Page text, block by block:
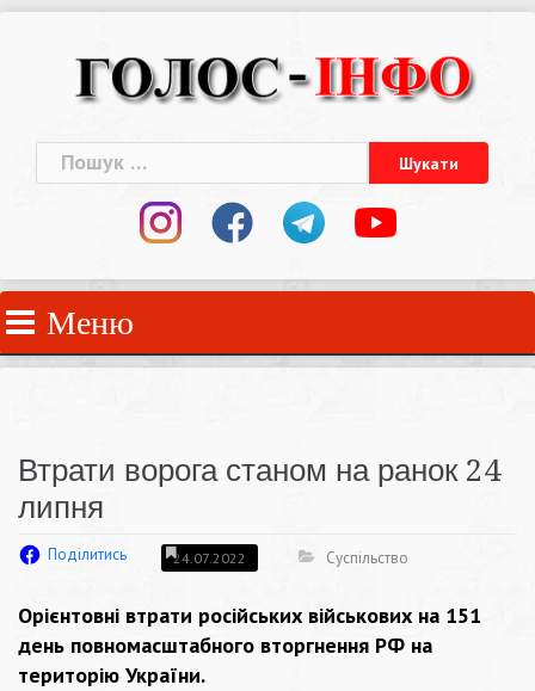
Пошук:
Меню
Втрати ворога станом на ранок 24
липня
Поділитись 24.07.2022 Суспільство
Орієнтовні втрати російських військових на 151
день повномасштабного вторгнення РФ на
територію України.